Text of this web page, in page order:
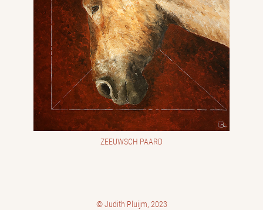
ZEEUWSCH PAARD
© Judith Pluijm, 2023